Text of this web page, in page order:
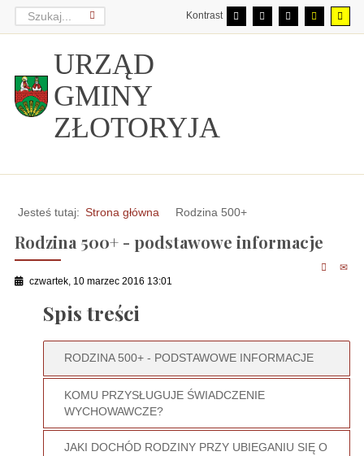
Kontrast
URZĄD
GMINY
ZŁOTORYJA
Jesteś tutaj: Strona główna Rodzina 500+
Rodzina 500+ - podstawowe informacje
czwartek, 10 marzec 2016 13:01
Spis treści
RODZINA 500+ - PODSTAWOWE INFORMACJE
KOMU PRZYSŁUGUJE ŚWIADCZENIE
WYCHOWAWCZE?
JAKI DOCHÓD RODZINY PRZY UBIEGANIU SIĘ O